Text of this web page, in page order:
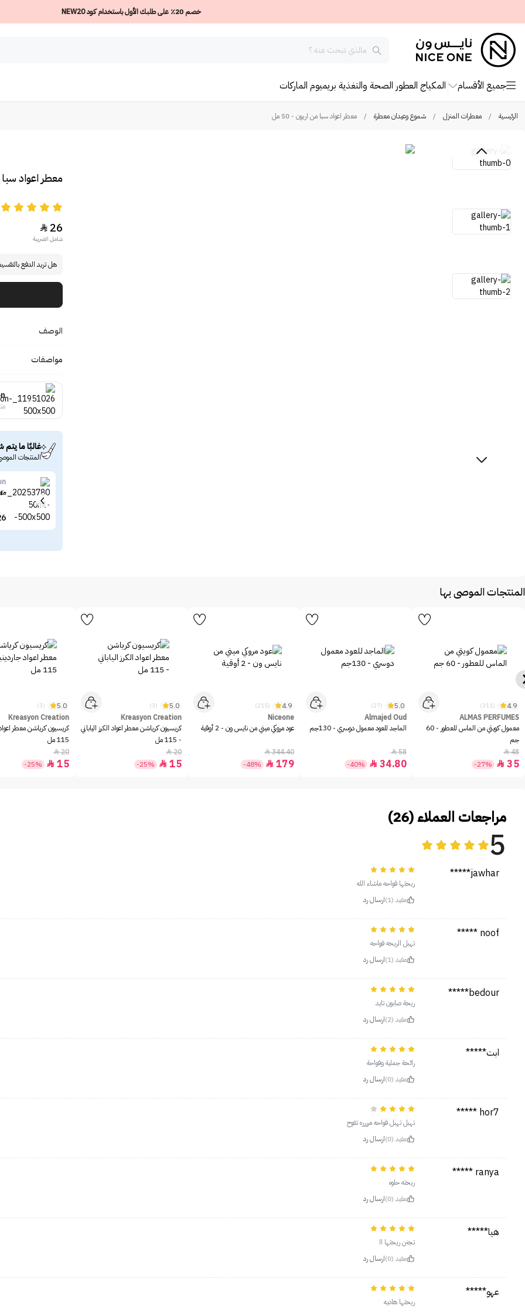
خصم 20٪ على طلبك الأول باستخدام كود NEW20
جميع الأقسام المكياج العطور الصحة والتغذية بريميوم الماركات
الرئيسية / معطرات المنزل / شموع وعيدان معطرة / معطر اعواد سبا من اريون - 50 مل
معطر اعواد سبا
26

شامل الضريبة
هل تريد الدفع
الوصف
مواصفات
غالبًا ما يتم
المنتجات
المنتجات الموصى بها
4.9
(311)
ALMAS PERFUMES
معمول كويتي من الماس للعطور - 60
جم
48

35

-27%
5.0
(27)
Almajed Oud
الماجد للعود معمول دوسري - 130جم
58

34.80

-40%
4.9
(215)
Niceone
عود مروكي ميني من نايس ون - 2 أوقية
344.40

179

-48%
5.0
(3)
Kreasyon Creation
كريسيون كرياشن معطر اعواد الكرز الياباني
- 115 مل
20

15

-25%
5.0
(3)
Kreasyon Creation
كريسيون كرياشن معطر
115 مل
20

15

-25%
مراجعات العملاء (26)
5
jawhar*****
ريحتها فواحه ماشاء الله
مفيد (1)
ارسال رد
noof *****
تهبل الريحه فواحه
مفيد (1)
ارسال رد
bedour*****
ريحة صابون تايد
مفيد (2)
ارسال رد
ابت*****
رائحة جملية وفواحة
مفيد (0)
ارسال رد
hor7 *****
تهبل تهبل فواحه مرررره تفوح
مفيد (0)
ارسال رد
ranya *****
ريحته حلوه
مفيد (0)
ارسال رد
هيا*****
تجنن ريحتها اا
مفيد (0)
ارسال رد
عهو*****
ريحتها هاديه